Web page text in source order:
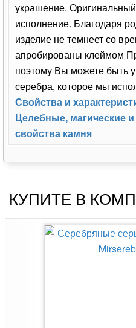
украшение.
исполнение. Благодаря
изделие не темнеет со
апробированы клеймом
поэтому Вы можете быть
серебра, которое мы
Свойства и
Целебные, магические
свойства камня
КУПИТЕ В